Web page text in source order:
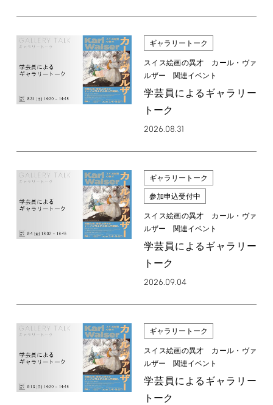
ギャラリートーク
スイス絵画の異才 カール・ヴァ
ルザー 関連イベント
学芸員によるギャラリー
トーク
2026.08.31
ギャラリートーク
参加申込受付中
スイス絵画の異才 カール・ヴァ
ルザー 関連イベント
学芸員によるギャラリー
トーク
2026.09.04
ギャラリートーク
スイス絵画の異才 カール・ヴァ
ルザー 関連イベント
学芸員によるギャラリー
トーク